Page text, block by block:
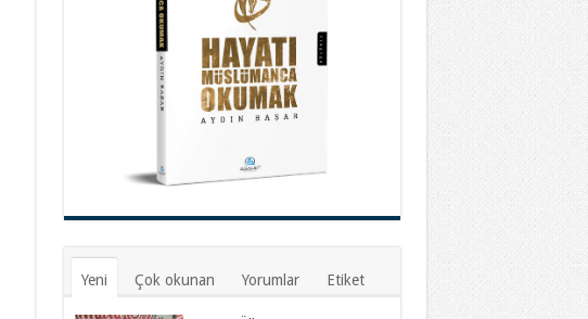
Yeni Çok okunan Yorumlar Etiket